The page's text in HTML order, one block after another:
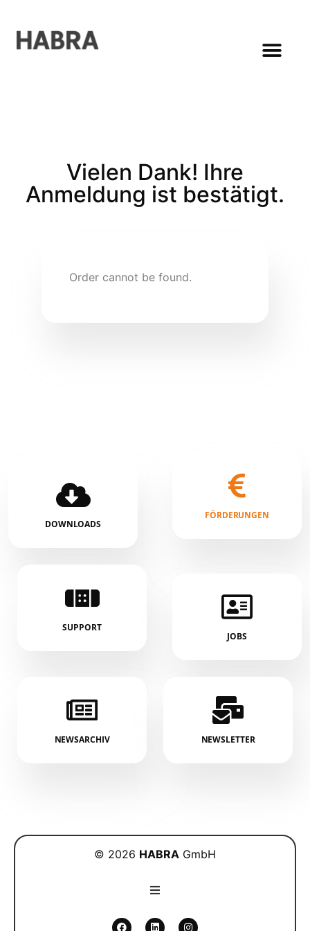
Vielen Dank! Ihre
Anmeldung ist bestätigt.
Order cannot be found.
DOWNLOADS
FÖRDERUNGEN
SUPPORT
JOBS
NEWSARCHIV NEWSLETTER
© 2026 HABRA GmbH